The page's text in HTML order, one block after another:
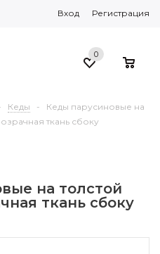
Вход Регистрация
0
Кеды -
Кеды парусиновые на
ткань сбоку
на толстой
ткань сбоку